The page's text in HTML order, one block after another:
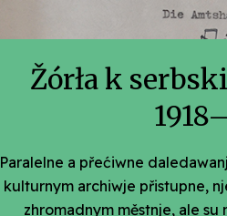
Žórła k
Paralelne a přećiwne
kulturnym archiwje přistupne,
zhromadnym městnje, ale